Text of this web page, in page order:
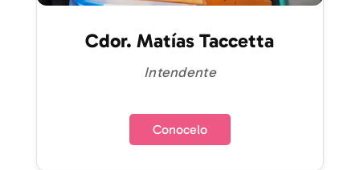
Cdor. Matías Taccetta
Intendente
Conocelo